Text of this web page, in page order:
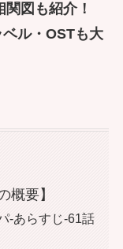
図も紹介！
ル・OSTも大
概要】
-あらすじ-61話